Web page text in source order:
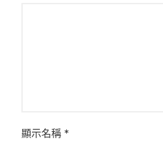
顯示名稱 *